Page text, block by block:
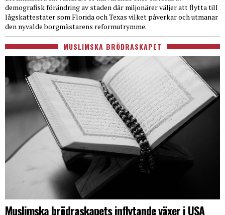
demografisk förändring av staden där miljonärer väljer att flytta till
lågskattestater som Florida och Texas vilket påverkar och utmanar
den nyvalde borgmästarens reformutrymme.
MUSLIMSKA BRÖDRASKAPET
Muslimska brödraskapets inflytande växer i USA